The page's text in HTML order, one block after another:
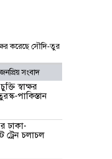
সৌদি-তুরস্ক-পাকিস্তান
সংবাদ
স্বাক্ষর
পাকিস্তান
ঢাকা-
ট্রেন চলাচল